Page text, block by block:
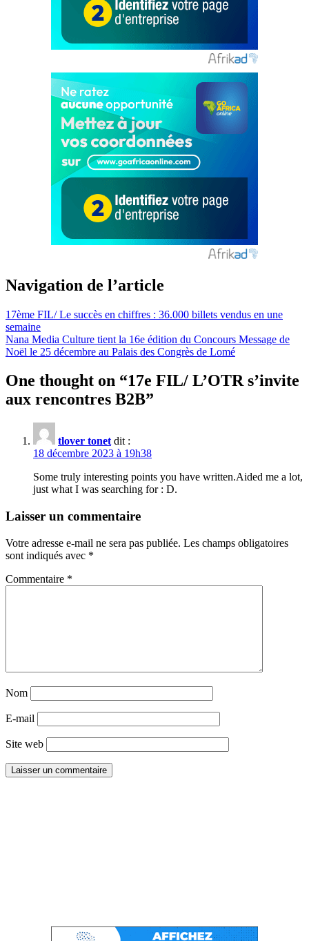
Navigation de l’article
17ème FIL/ Le succès en chiffres : 36.000 billets vendus en une
semaine
Nana Media Culture tient la 16e édition du Concours Message de
Noël le 25 décembre au Palais des Congrès de Lomé
One thought on “17e FIL/ L’OTR s’invite
aux rencontres B2B”
tlover tonet dit :
18 décembre 2023 à 19h38
Some truly interesting points you have written.Aided me a lot,
just what I was searching for : D.
Laisser un commentaire
Votre adresse e-mail ne sera pas publiée. Les champs obligatoires
sont indiqués avec *
Commentaire *
Nom
E-mail
Site web